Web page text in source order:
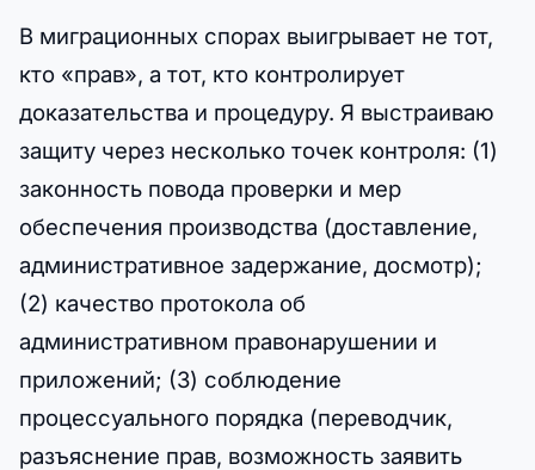
В миграционных спорах выигрывает не тот,
кто «прав», а тот, кто контролирует
доказательства и процедуру. Я выстраиваю
защиту через несколько точек контроля: (1)
законность повода проверки и мер
обеспечения производства (доставление,
административное задержание, досмотр);
(2) качество протокола об
административном правонарушении и
приложений; (3) соблюдение
процессуального порядка (переводчик,
разъяснение прав, возможность заявить